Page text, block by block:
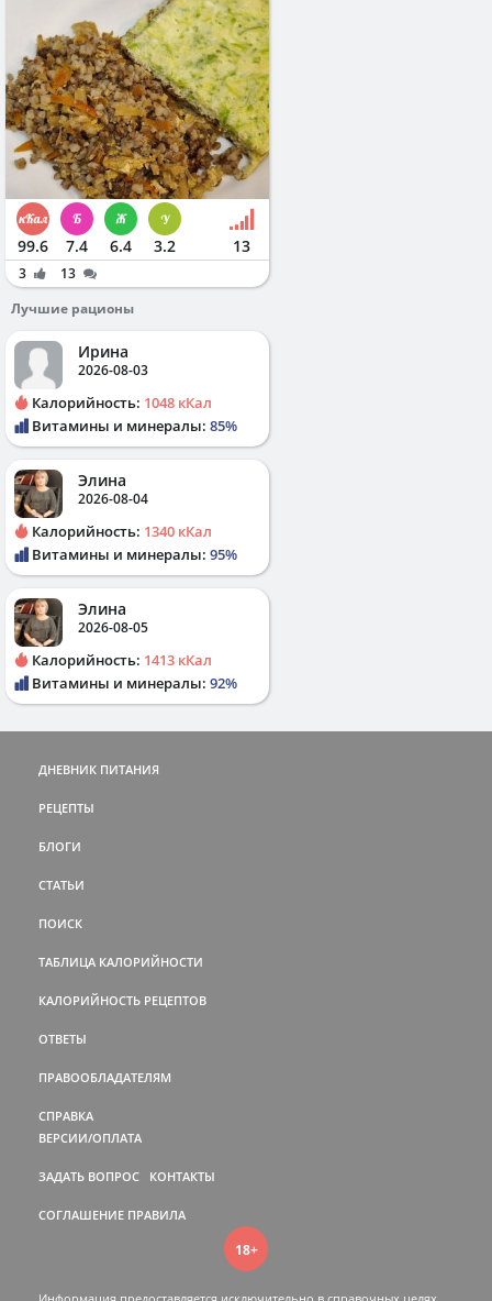
99.6 7.4 6.4 3.2 13
3
13
Лучшие рационы
Ирина
2026-08-03
Калорийность: 1048 кКал
Витамины и минералы: 85%
Элина
2026-08-04
Калорийность: 1340 кКал
Витамины и минералы: 95%
Элина
2026-08-05
Калорийность: 1413 кКал
Витамины и минералы: 92%
ДНЕВНИК ПИТАНИЯ
РЕЦЕПТЫ
БЛОГИ
СТАТЬИ
ПОИСК
ТАБЛИЦА КАЛОРИЙНОСТИ
КАЛОРИЙНОСТЬ РЕЦЕПТОВ
ОТВЕТЫ
ПРАВООБЛАДАТЕЛЯМ
СПРАВКА
ВЕРСИИ/ОПЛАТА
ЗАДАТЬ ВОПРОС КОНТАКТЫ
СОГЛАШЕНИЕ ПРАВИЛА
18+